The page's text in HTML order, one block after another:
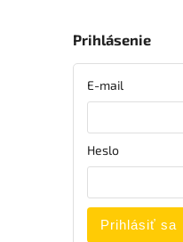
Prihlásenie
E-mail
Heslo
Prihlásiť sa